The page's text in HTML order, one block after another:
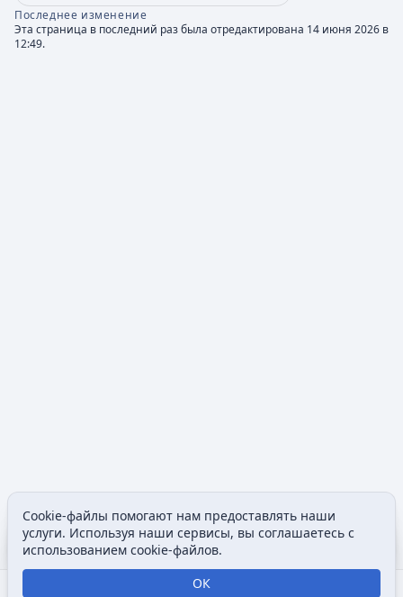
Просмотры
Содержание
Последнее изменение
Эта страница в последний раз была отредактирована 14 июня 2026 в
12:49.
Cookie-файлы помогают нам предоставлять наши
услуги. Используя наши сервисы, вы соглашаетесь с
использованием cookie-файлов.
ОК